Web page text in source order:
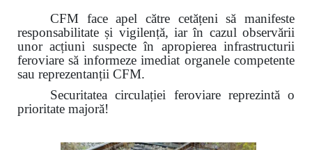
CFM face apel către cetățeni să manifeste
responsabilitate și vigilență, iar în cazul observării
unor acțiuni suspecte în apropierea infrastructurii
feroviare să informeze imediat organele competente
sau reprezentanții CFM.
Securitatea circulației feroviare reprezintă o
prioritate majoră!